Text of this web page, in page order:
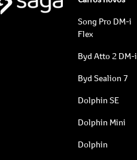
Song Pro DM-i
Flex
Byd Atto 2 DM-i
Byd Sealion 7
Dolphin SE
Dolphin Mini
Dolphin